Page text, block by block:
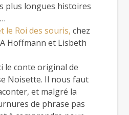
plus longues histoires
le Roi des souris, chez
Hoffmann et Lisbeth
le conte original de
Noisette. Il nous faut
et malgré la
de phrase pas